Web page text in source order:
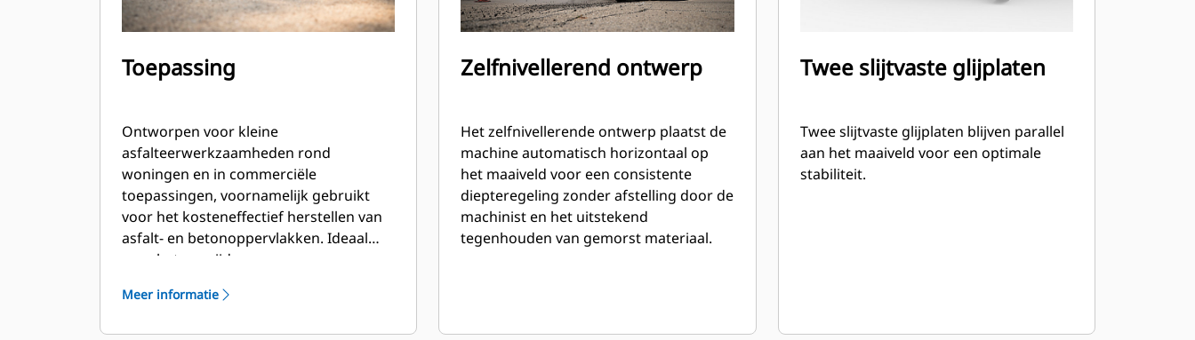
Toepassing
Ontworpen voor kleine
asfalteerwerkzaamheden rond
woningen en in commerciële
toepassingen, voornamelijk gebruikt
voor het kosteneffectief herstellen van
asfalt- en betonoppervlakken. Ideaal
voor het verwijderen van
aanbrengen van een nieuwe deklaag,
Meer informatie
Zelfnivellerend ontwerp
Het zelfnivellerende ontwerp plaatst de
machine automatisch horizontaal op
het maaiveld voor een consistente
diepteregeling zonder afstelling door de
machinist en het uitstekend
tegenhouden van gemorst materiaal.
Twee slijtvaste glijplaten
Twee slijtvaste glijplaten blijven parallel
aan het maaiveld voor een optimale
stabiliteit.